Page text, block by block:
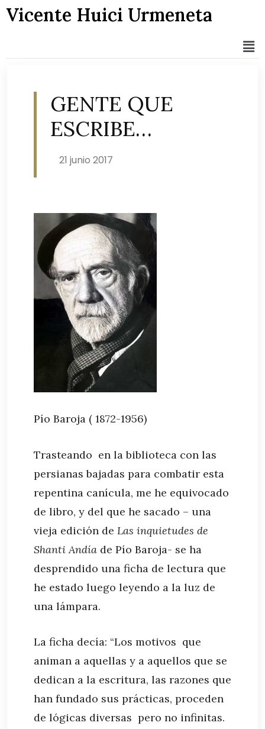
Vicente Huici Urmeneta
GENTE QUE
ESCRIBE…
21 junio 2017
Pío Baroja ( 1872-1956)
Trasteando en la biblioteca con las
persianas bajadas para combatir esta
repentina canícula, me he equivocado
de libro, y del que he sacado – una
vieja edición de Las inquietudes de
Shanti Andía de Pío Baroja- se ha
desprendido una ficha de lectura que
he estado luego leyendo a la luz de
una lámpara.
La ficha decía: “Los motivos que
animan a aquellas y a aquellos que se
dedican a la escritura, las razones que
han fundado sus prácticas, proceden
de lógicas diversas pero no infinitas.